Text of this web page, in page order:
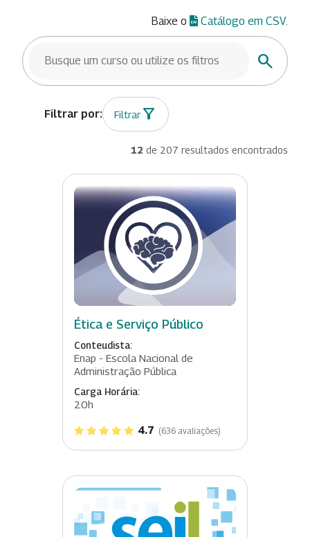
Baixe o Catálogo em CSV.
BUSCAR CURSOS
Buscar
Filtrar
12 de 207 resultados encontrados
Ética e Serviço Público
Conteudista:
Enap - Escola Nacional de
Administração Pública
Carga Horária:
20h
4.7 (636 avaliações)